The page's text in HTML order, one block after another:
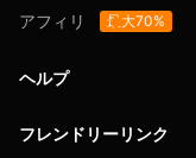
アフィリ 最大70%
ヘルプ
サポート
フレンドリーリンク